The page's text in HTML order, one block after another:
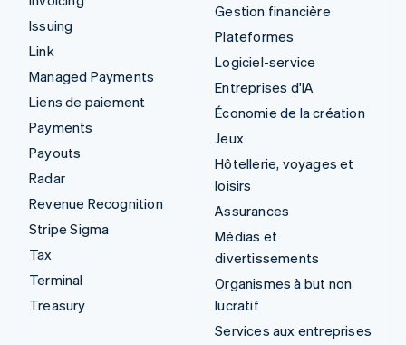
Issuing
Link
Managed Payments
Liens de paiement
Payments
Payouts
Radar
Revenue Recognition
Stripe Sigma
Tax
Terminal
Treasury
Gestion financière
Plateformes
Logiciel-service
Entreprises d'IA
Économie de la création
Jeux
Hôtellerie, voyages et
loisirs
Assurances
Médias et
divertissements
Organismes à but non
lucratif
Services aux entreprises